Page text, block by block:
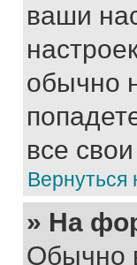
ваши
обычно
все
Вернуться
» На
Обычно